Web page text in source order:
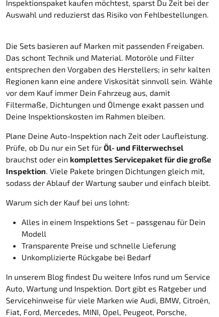
Inspektionspaket kaufen möchtest, sparst Du Zeit bei der
Auswahl und reduzierst das Risiko von Fehlbestellungen.
Die Sets basieren auf Marken mit passenden Freigaben.
Das schont Technik und Material. Motoröle und Filter
entsprechen den Vorgaben des Herstellers; in sehr kalten
Regionen kann eine andere Viskosität sinnvoll sein. Wähle
vor dem Kauf immer Dein Fahrzeug aus, damit
Filtermaße, Dichtungen und Ölmenge exakt passen und
Deine Inspektionskosten im Rahmen bleiben.
Plane Deine Auto-Inspektion nach Zeit oder Laufleistung.
Prüfe, ob Du nur ein Set für Öl- und Filterwechsel
brauchst oder ein komplettes Servicepaket für die große
Inspektion. Viele Pakete bringen Dichtungen gleich mit,
sodass der Ablauf der Wartung sauber und einfach bleibt.
Warum sich der Kauf bei uns lohnt:
Alles in einem Inspektions Set – passgenau für Dein
Modell
Transparente Preise und schnelle Lieferung
Unkomplizierte Rückgabe bei Bedarf
In unserem Blog findest Du weitere Infos rund um Service
Auto, Wartung und Inspektion. Dort gibt es Ratgeber und
Servicehinweise für viele Marken wie Audi, BMW, Citroën,
Fiat, Ford, Mercedes, MINI, Opel, Peugeot, Porsche,